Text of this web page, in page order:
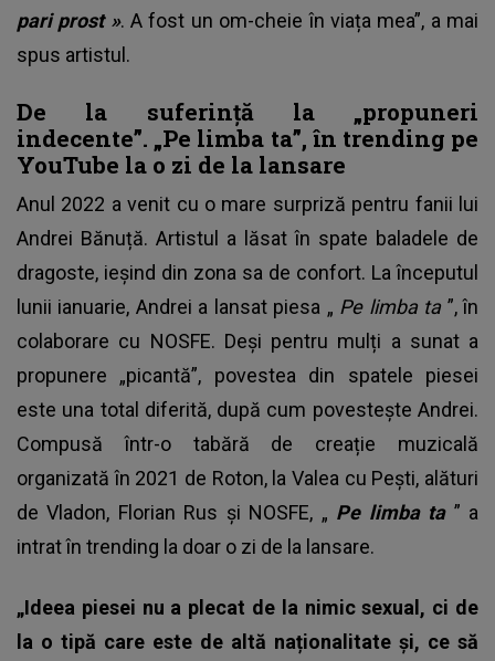
pari prost ». A fost un om-cheie în viața mea”, a mai
spus artistul.
De la suferință la „propuneri
indecente”. „Pe limba ta”, în trending pe
YouTube la o zi de la lansare
Anul 2022 a venit cu o mare surpriză pentru fanii lui
Andrei Bănuță. Artistul a lăsat în spate baladele de
dragoste, ieșind din zona sa de confort. La începutul
lunii ianuarie, Andrei a lansat piesa „ Pe limba ta ”, în
colaborare cu NOSFE. Deși pentru mulți a sunat a
propunere „picantă”, povestea din spatele piesei
este una total diferită, după cum povestește Andrei.
Compusă într-o tabără de creație muzicală
organizată în 2021 de Roton, la Valea cu Pești, alături
de Vladon, Florian Rus și NOSFE, „ Pe limba ta ” a
intrat în trending la doar o zi de la lansare.
„Ideea piesei nu a plecat de la nimic sexual, ci de
la o tipă care este de altă naționalitate și, ce să